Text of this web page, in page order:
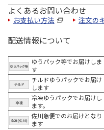
よくあるお問い合わせ
お支払い方法 注文の
配送情報について
ゆうパック等でお届けしま
す
チルドゆうパックでお届け
します
冷凍ゆうパックでお届けし
ます。
佐川急便でのお届けとなり
ます